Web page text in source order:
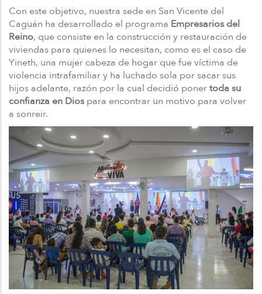
Con este objetivo, nuestra sede en San Vicente del
Caguán ha desarrollado el programa Empresarios del
Reino, que consiste en la construcción y restauración de
viviendas para quienes lo necesitan, como es el caso de
Yineth, una mujer cabeza de hogar que fue víctima de
violencia intrafamiliar y ha luchado sola por sacar sus
hijos adelante, razón por la cual decidió ponertoda su
confianza en Dios para encontrar un motivo para volver
a sonreir.